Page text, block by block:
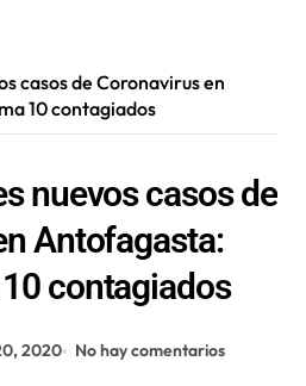
casos de Coronavirus en
10 contagiados
nuevos casos de
Antofagasta:
contagiados
2020 No hay comentarios